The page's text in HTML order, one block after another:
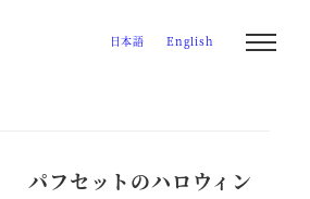
日本語 English
パフセットのハロウィン